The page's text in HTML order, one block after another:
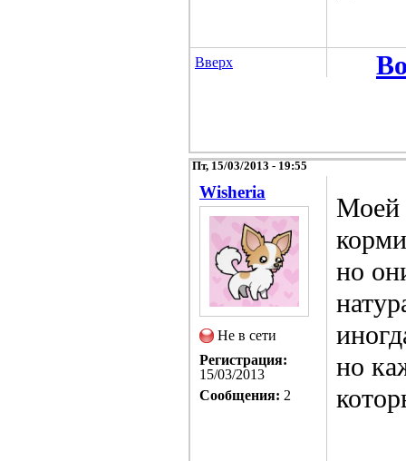
Вверх
Пт, 15/03/2013 - 19:55
Wisheria
Не в сети
Регистрация:
15/03/2013
Сообщения: 2
Моей
но
но